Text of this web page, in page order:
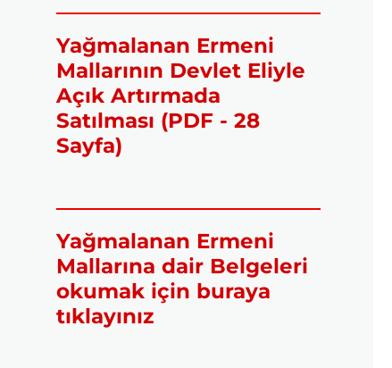
Yağmalanan Ermeni
Mallarının Devlet Eliyle
Açık Artırmada
Satılması (PDF - 28
Sayfa)
Yağmalanan Ermeni
Mallarına dair Belgeleri
okumak için buraya
tıklayınız